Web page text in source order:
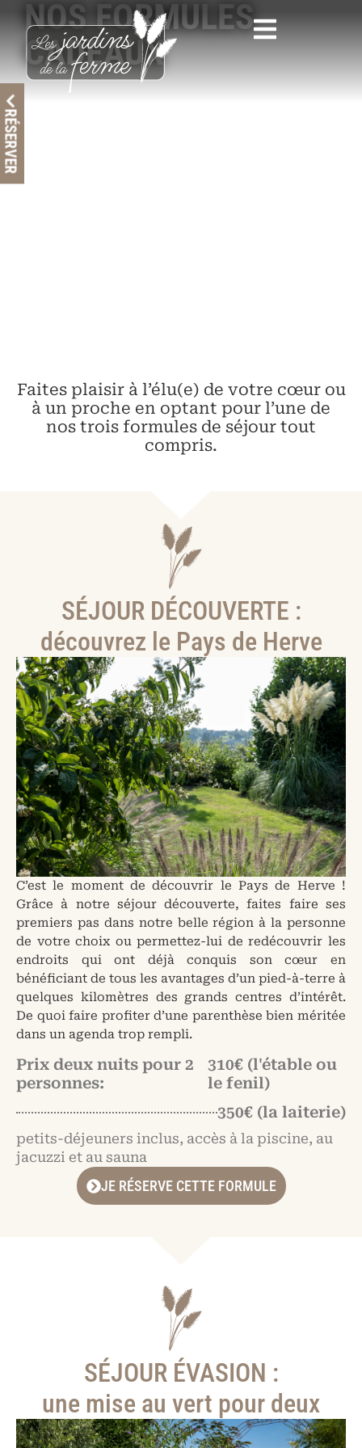
RÉSERVER
NOS FORMULES
CADEAUX
Faites plaisir à l’élu(e) de votre cœur ou
à un proche en optant pour l’une de
nos trois formules de séjour tout
compris.
SÉJOUR DÉCOUVERTE :
découvrez le Pays de Herve
C’est le moment de découvrir le Pays de Herve !
Grâce à notre séjour découverte, faites faire ses
premiers pas dans notre belle région à la personne
de votre choix ou permettez-lui de redécouvrir les
endroits qui ont déjà conquis son cœur en
bénéficiant de tous les avantages d’un pied-à-terre à
quelques kilomètres des grands centres d’intérêt.
De quoi faire profiter d’une parenthèse bien méritée
dans un agenda trop rempli.
Prix deux nuits pour 2
personnes:
310€ (l'étable ou
le fenil)
350€ (la laiterie)
petits-déjeuners inclus, accès à la piscine, au
jacuzzi et au sauna
JE RÉSERVE CETTE FORMULE
SÉJOUR ÉVASION :
une mise au vert pour deux